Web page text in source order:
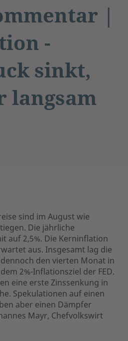
|
-
sinkt,
langsam
sind im August wie
Die jährliche
auf 2,5%. Die Kerninflation
aus. Insgesamt lag die
den vierten Monat in
2%-Inflationsziel der FED.
eine erste Zinssenkung in
Spekulationen auf einen
aber einen Dämpfer
Mayr, Chefvolkswirt